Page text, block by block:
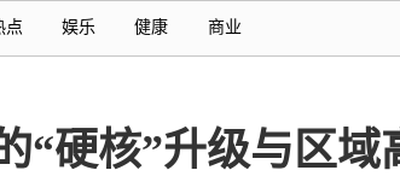
点 娱乐 健康 商业
“硬核”升级与区域